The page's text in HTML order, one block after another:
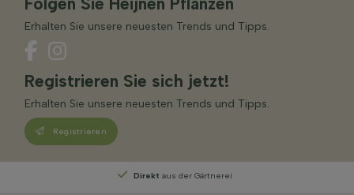
Erhalten Sie unsere neuesten Trends und Tipps.
Registrieren Sie sich jetzt!
Erhalten Sie unsere neuesten Trends und Tipps.
Registrieren
Persönliche Beratungvon unseren Experten